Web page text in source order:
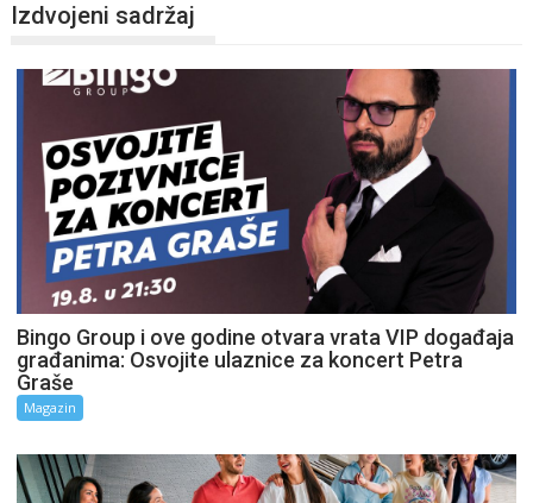
Izdvojeni sadržaj
Bingo Group i ove godine otvara vrata VIP događaja
građanima: Osvojite ulaznice za koncert Petra
Graše
Magazin